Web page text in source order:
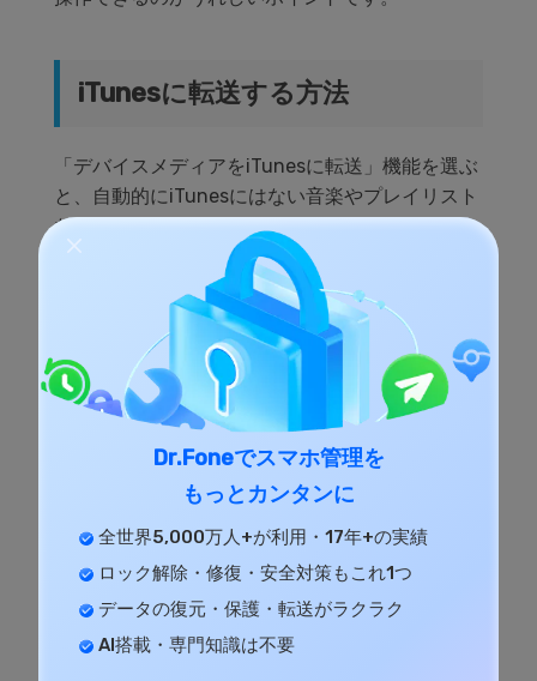
Dr.Foneでスマホ管理を
もっとカンタンに
全世界5,000万人+が利用・17年+の実績
ロック解除・修復・安全対策もこれ1つ
データの復元・保護・転送がラクラク
AI搭載・専門知識は不要
iTunesに転送する方法
「デバイスメディアをiTunesに転送」機能を選ぶ
と、自動的にiTunesにはない音楽やプレイリスト
などをコピーしてくれるようになっています。そ
してiTunesライブラリに移すファイルの種類など
を選んでから、コピーを押すことで移す作業が開
始されるようになっています。この際には、音楽
だけではなく、映像や電子書籍などもコピーする
ことができます。これらの内容を移す場合には、
ファイルの種類を選択することを忘れないように
しましょう。ちなみに音楽などの内容を移す際に
は数分の時間が必要になります。
逆にiTunesの内容をiOS機械などに転送する場合
には、メイン画面のなかから「iTunesメディアを
デバイスに転送」という機能を選択し、「転送」
を選ぶことで音楽などが、接続されているiOS機